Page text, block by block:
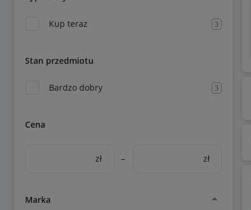
Kup teraz 3
Stan przedmiotu
Bardzo dobry 3
Cena
zł – zł
Marka